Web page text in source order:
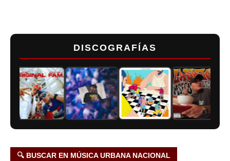
DISCOGRAFÍAS
🔍 BUSCAR EN MÚSICA URBANA NACIONAL